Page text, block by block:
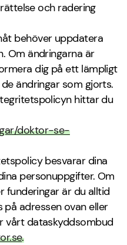
och radering
behöver uppdatera
Om ändringarna är
dig på ett lämpligt
ändringar som gjorts.
hittar du
doktor-se-
besvarar dina
personuppgifter. Om
funderingar är du alltid
adressen ovan eller
vårt dataskyddsombud
.